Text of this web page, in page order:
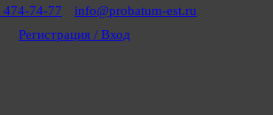
474-74-77
info@probatum-est.ru
Регистрация / Вход